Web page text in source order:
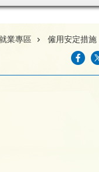
業專區 僱用安定措施